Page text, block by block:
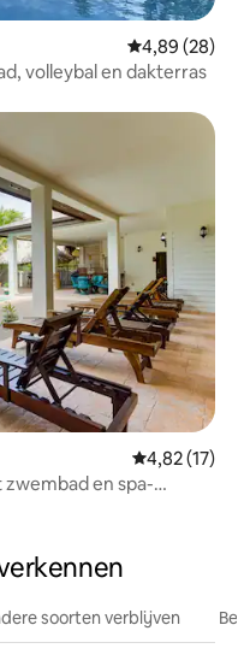
Gemiddelde
4,89 (28)
volleybal en dakterras
Gemiddelde
4,82 (17)
en spa-
soorten verblijven